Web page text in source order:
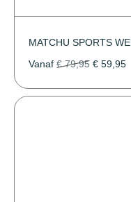
MATCHU SPORTS
Vanaf €79,95 € 59,95